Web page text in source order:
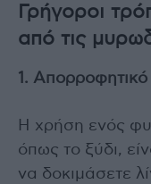
Γρήγοροι
από τις
1.
Η χρήση ενός
όπως το ξύδι,
να δοκιμάσετε